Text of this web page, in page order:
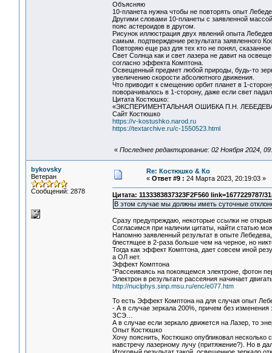
Объясняю
10-планета нужна чтобы не повторять опыт
Другими словами 10-планеты с заявленной
пояс астероидов в другом.
Рисунок иллюстрация двух явлений опыта
самым. подтверждение результата заявленного
Повторяю еще раз для тех кто не понял,
Свет Солнца как и свет лазера не давит на
согласно эффекта Комптона.
Освещенный предмет любой природы, будь-то
увеличению скорости абсолютного движения.
Что приводит к смещению орбит планет в 1-
поворачивалось в 1-сторону, даже если свет
Цитата Костюшко:
«ЭКСПЕРИМЕНТАЛЬНАЯ ОШИБКА П.Н.
Сайт Костюшко
https://v-kostushko.narod.ru
https://textarchive.ru/c-1550523.html
« Последнее редактирование: 02 Ноября 2024,
bykovsky
Ветеран
Сообщений: 2878
Re: Костюшко & Ко
« Ответ #9 : 24 Марта 2023, 20:19:03 »
Цитата: 1133383837323F2F560 link=1677229787/
В этом случае мы должны иметь суточные
Сразу предупреждаю, некоторые ссылки не
Согласимся при наличии цитаты, найти статью
Напомню заявленный результат в опыте
блестящее в 2-раза больше чем на черное, но
Тогда как эффект Комптона, дает совсем иной
а ОЛ нет.
Эффект Комптона
“Рассеиваясь на покоящемся электроне, фотон
Электрон в результате рассеяния начинает
http://nuclphys.sinp.msu.ru/enc/e077.htm
То есть Эффект Комптона на для случая опыт
- А в случае зеркала 200%, причем без
ЗСЭ…
А в случае если зеркало движется на Лазер, то
Опыт Костюшко
Хочу пояснить, Костюшко опубликовал несколько
навстречу лазерному лучу (притяжение?). Но в